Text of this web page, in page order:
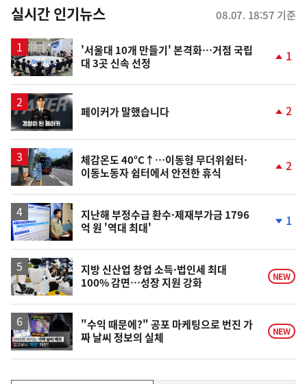
뉴
스
실시간 인기뉴스 08.07. 18:57 기준
'서울대 10개 만들기' 본격화…거점 국립
대 3곳 신속 선정
상
1
영
상
페이커가 말했습니다
상
2
체감온도 40°C↑…이동형 무더위쉼터·
이동노동자 쉼터에서 안전한 휴식
상
2
지난해 부정수급 환수·제재부가금 1796
억 원 '역대 최대'
하
락
1
지방 신산업 창업 소득·법인세 최대
100% 감면…성장 지원 강화
NEW
영
상
"수익 때문에?" 공포 마케팅으로 번진 가
짜 날씨 정보의 실체
NEW